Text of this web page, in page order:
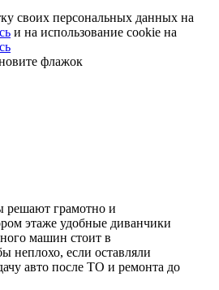
своих персональных данных на
и на использование cookie на
флажок
решают грамотно и
этаже удобные диванчики
машин стоит в
неплохо, если оставляли
авто после ТО и ремонта до